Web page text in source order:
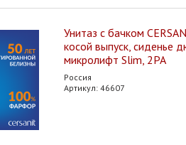
Унитаз с бачком
косой выпуск, сиденье
микролифт Slim, 2РА
Россия
Артикул: 46607